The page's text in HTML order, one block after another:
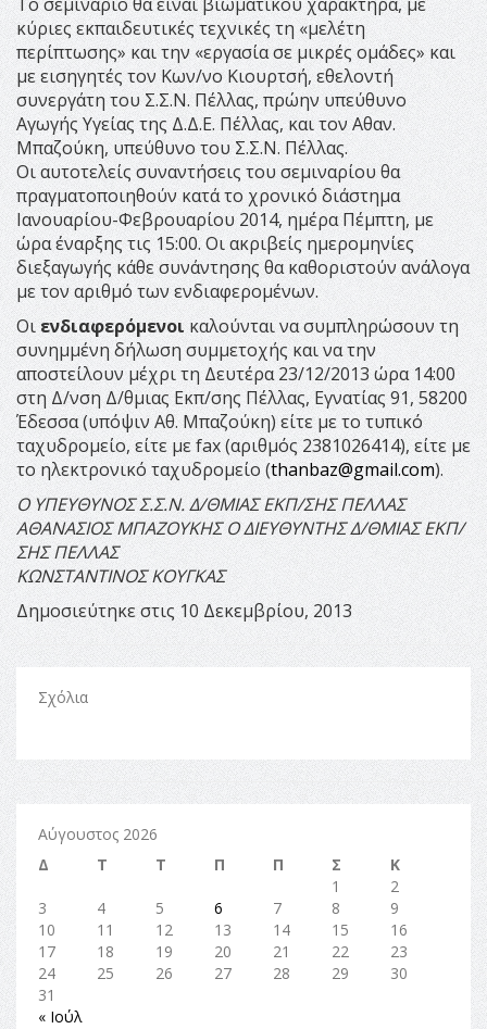
κύριες εκπαιδευτικές τεχνικές τη «μελέτη
περίπτωσης» και την «εργασία σε μικρές ομάδες» και
με εισηγητές τον Κων/νο Κιουρτσή, εθελοντή
συνεργάτη του Σ.Σ.Ν. Πέλλας, πρώην υπεύθυνο
Αγωγής Υγείας της Δ.Δ.Ε. Πέλλας, και τον Αθαν.
Μπαζούκη, υπεύθυνο του Σ.Σ.Ν. Πέλλας.
Οι αυτοτελείς συναντήσεις του σεμιναρίου θα
πραγματοποιηθούν κατά το χρονικό διάστημα
Ιανουαρίου-Φεβρουαρίου 2014, ημέρα Πέμπτη, με
ώρα έναρξης τις 15:00. Οι ακριβείς ημερομηνίες
διεξαγωγής κάθε συνάντησης θα καθοριστούν ανάλογα
με τον αριθμό των ενδιαφερομένων.
Οιενδιαφερόμενοικαλούνται να συμπληρώσουν τη
συνημμένη δήλωση συμμετοχής και να την
αποστείλουν μέχρι τη Δευτέρα 23/12/2013 ώρα 14:00
στη Δ/νση Δ/θμιας Εκπ/σης Πέλλας, Εγνατίας 91, 58200
Έδεσσα (υπόψιν Αθ. Μπαζούκη) είτε με το τυπικό
ταχυδρομείο, είτε με fax (αριθμός 2381026414), είτε με
το ηλεκτρονικό ταχυδρομείο (thanbaz@gmail.com).
Ο ΥΠΕΥΘΥΝΟΣ Σ.Σ.Ν. Δ/ΘΜΙΑΣ ΕΚΠ/ΣΗΣ ΠΕΛΛΑΣ
ΑΘΑΝΑΣΙΟΣ ΜΠΑΖΟΥΚΗΣΟ ΔΙΕΥΘΥΝΤΗΣ Δ/ΘΜΙΑΣ ΕΚΠ/
ΣΗΣ ΠΕΛΛΑΣ
ΚΩΝΣΤΑΝΤΙΝΟΣ ΚΟΥΓΚΑΣ
Δημοσιεύτηκε στις 10 Δεκεμβρίου, 2013
Σχόλια
Αύγουστος 2026
Δ
Τ Τ Π Π Σ
Κ
1
2
3
4 5 6 7 8
9
10
11 12 13 14 15
16
17
18 19 20 21 22
23
24
25 26 27 28 29
30
31
« Ιούλ